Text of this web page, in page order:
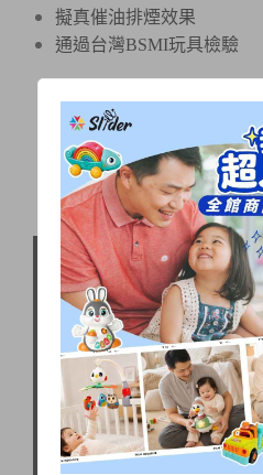
擬真催油排煙效果
通過台灣BSMI玩具檢驗